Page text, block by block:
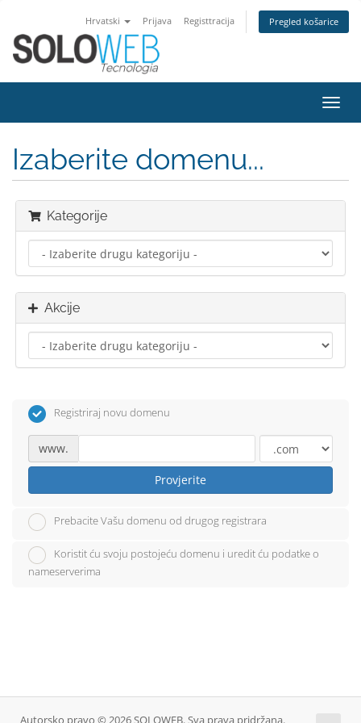
Hrvatski Prijava Registtracija Pregled košarice
Izaberite domenu...
Kategorije
Akcije
Registriraj novu domenu
www.
Provjerite
Prebacite Vašu domenu od drugog registrara
Koristit ću svoju postojeću domenu i uredit ću podatke o
nameserverima
Autorsko pravo © 2026 SOLOWEB. Sva prava pridržana.